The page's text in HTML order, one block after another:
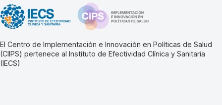
El Centro de Implementación e Innovación en Políticas de Salud
(CIIPS) pertenece al Instituto de Efectividad Clínica y Sanitaria
(IECS)